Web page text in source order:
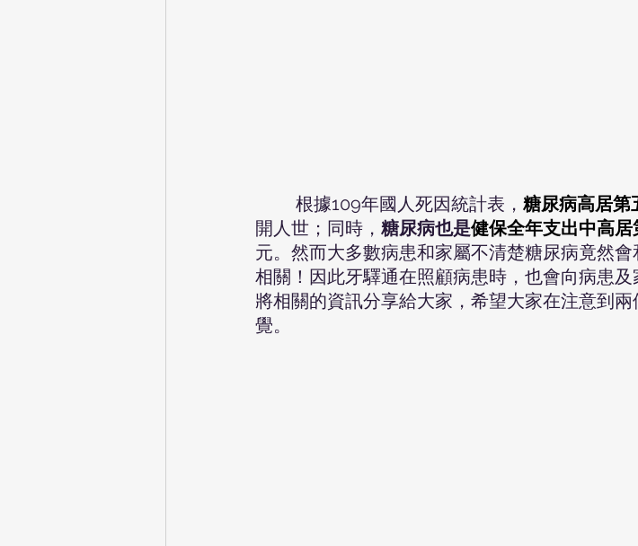
根據109年國人死因統計表， 糖尿病高居第
開人世；同時， 糖尿病也是健保全年支出中高居
元。然而大多數病患和家屬不清楚糖尿病竟然
相關！因此牙驛通在照顧病患時，也會向病患
將相關的資訊分享給大家，希望大家在注意到
覺。